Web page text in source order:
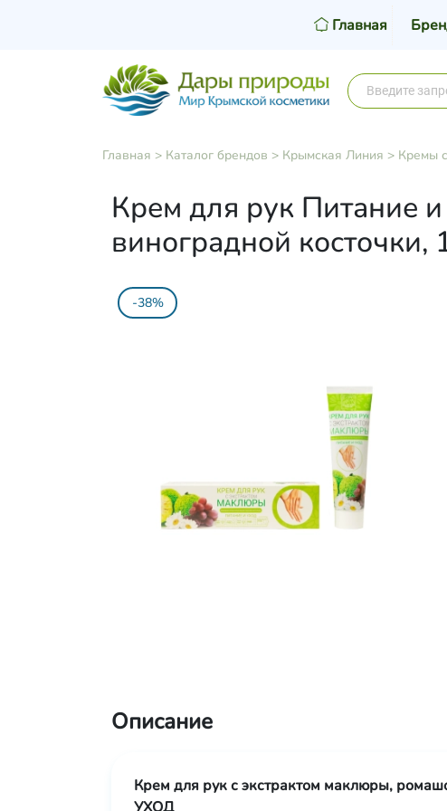
Главная
Главная > Каталог брендов > Крымская Линия > Кремы
Крем для рук Питание
виноградной косточки,
-38%
Описание
Крем для рук с экстрактом маклюры,